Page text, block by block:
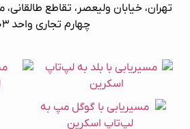
تهران، خیابان ولیعصر، تقاطع
چهارم تجاری واحد ۱۲۰۰۳